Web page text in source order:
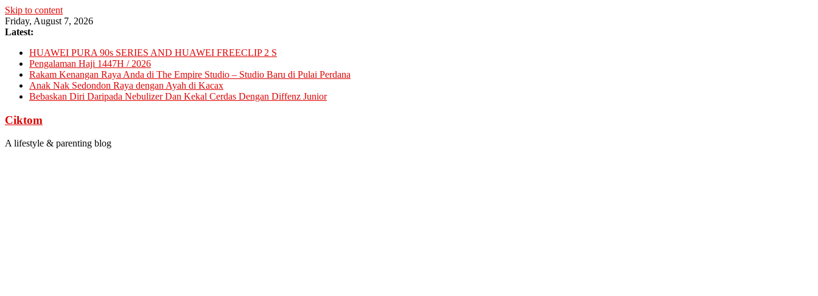
Skip to content
Friday, August 7, 2026
Latest:
HUAWEI PURA 90s SERIES AND HUAWEI FREECLIP 2 S
Pengalaman Haji 1447H / 2026
Rakam Kenangan Raya Anda di The Empire Studio – Studio Baru di Pulai Perdana
Anak Nak Sedondon Raya dengan Ayah di Kacax
Bebaskan Diri Daripada Nebulizer Dan Kekal Cerdas Dengan Diffenz Junior
Ciktom
A lifestyle & parenting blog